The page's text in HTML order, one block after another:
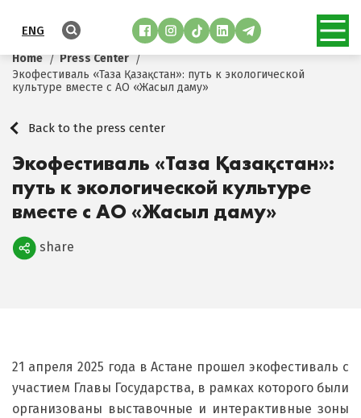
ENG
Home
Press Center
Экофестиваль «Таза Қазақстан»: путь к экологической
культуре вместе с АО «Жасыл даму»
Back to the press center
Экофестиваль «Таза Қазақстан»:
путь к экологической культуре
вместе с АО «Жасыл даму»
Поделиться
share
21 апреля 2025 года в Астане прошел экофестиваль с
участием Главы Государства, в рамках которого были
организованы выставочные и интерактивные зоны